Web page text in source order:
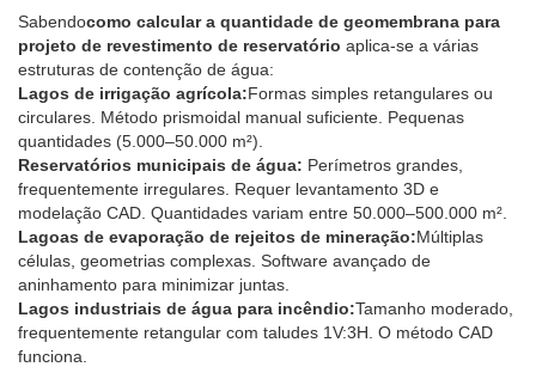
Sabendocomo calcular a quantidade de geomembrana para
projeto de revestimento de reservatório aplica-se a várias
estruturas de contenção de água:
Lagos de irrigação agrícola:Formas simples retangulares ou
circulares. Método prismoidal manual suficiente. Pequenas
quantidades (5.000–50.000 m²).
Reservatórios municipais de água: Perímetros grandes,
frequentemente irregulares. Requer levantamento 3D e
modelação CAD. Quantidades variam entre 50.000–500.000 m².
Lagoas de evaporação de rejeitos de mineração:Múltiplas
células, geometrias complexas. Software avançado de
aninhamento para minimizar juntas.
Lagos industriais de água para incêndio:Tamanho moderado,
frequentemente retangular com taludes 1V:3H. O método CAD
funciona.